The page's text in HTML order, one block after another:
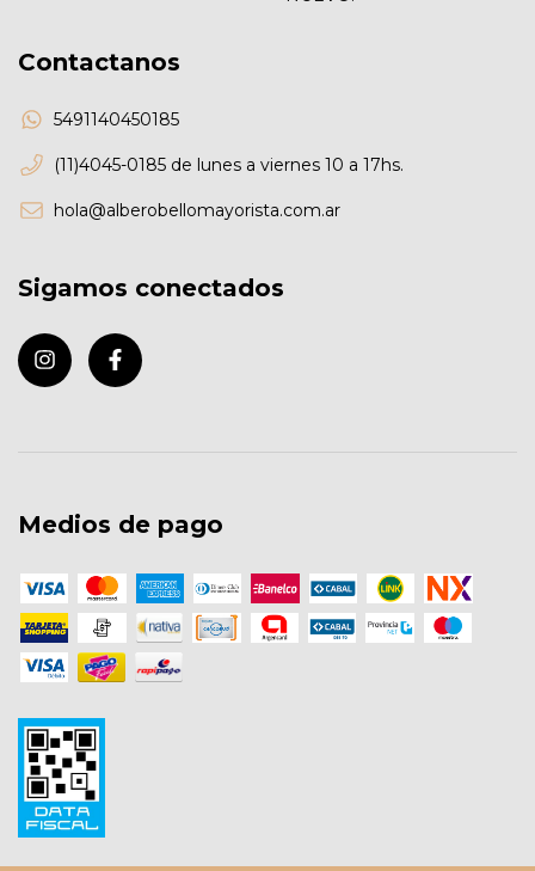
Contactanos
5491140450185
(11)4045-0185 de lunes a viernes 10 a 17hs.
hola@alberobellomayorista.com.ar
Sigamos conectados
Medios de pago